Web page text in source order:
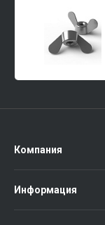
Компания
Информация